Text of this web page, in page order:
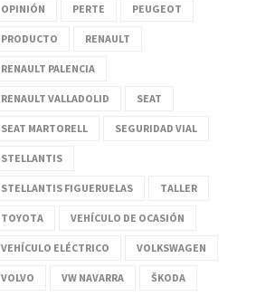
OPINIÓN PERTE PEUGEOT
PRODUCTO RENAULT
RENAULT PALENCIA
RENAULT VALLADOLID SEAT
SEAT MARTORELL SEGURIDAD VIAL
STELLANTIS
STELLANTIS FIGUERUELAS TALLER
TOYOTA VEHÍCULO DE OCASIÓN
VEHÍCULO ELÉCTRICO VOLKSWAGEN
VOLVO VW NAVARRA ŠKODA